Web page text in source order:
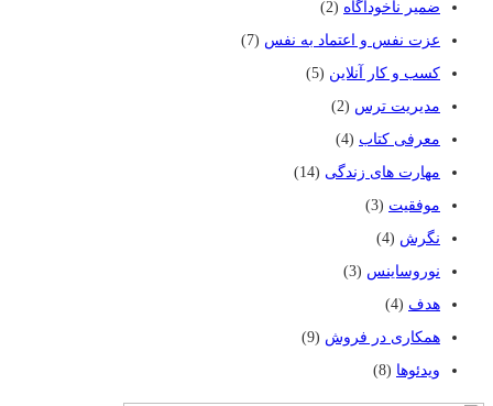
ضمیر ناخودآگاه (2)
عزت نفس و اعتماد به نفس (7)
کسب و کار آنلاین (5)
مدیریت ترس (2)
معرفی کتاب (4)
مهارت های زندگی (14)
موفقیت (3)
نگرش (4)
نوروساینس (3)
هدف (4)
همکاری در فروش (9)
ویدئوها (8)